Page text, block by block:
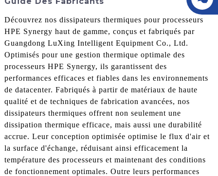
Découvrez nos dissipateurs thermiques pour processeurs
HPE Synergy haut de gamme, conçus et fabriqués par
Guangdong LuXing Intelligent Equipment Co., Ltd.
Optimisés pour une gestion thermique optimale des
processeurs HPE Synergy, ils garantissent des
performances efficaces et fiables dans les environnements
de datacenter. Fabriqués à partir de matériaux de haute
qualité et de techniques de fabrication avancées, nos
dissipateurs thermiques offrent non seulement une
dissipation thermique efficace, mais aussi une durabilité
accrue. Leur conception optimisée optimise le flux d'air et
la surface d'échange, réduisant ainsi efficacement la
température des processeurs et maintenant des conditions
de fonctionnement optimales. Outre leurs performances